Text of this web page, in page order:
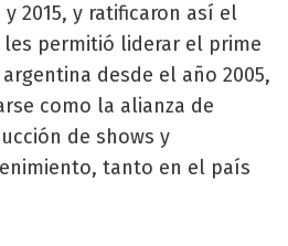
2015, y ratificaron así el
permitió liderar el prime
desde el año 2005,
como la alianza de
de shows y
tanto en el país